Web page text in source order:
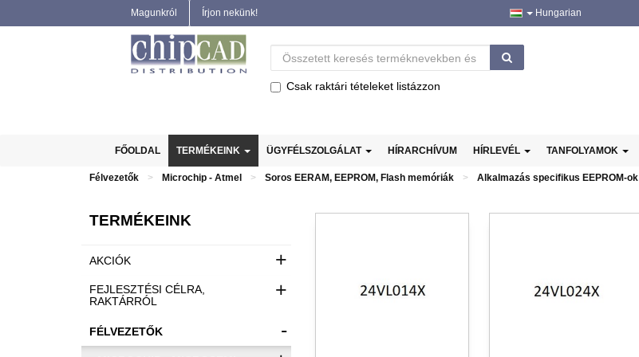
Magunkról Írjon nekünk! Hungarian
Csak raktári tételeket listázzon
FŐOLDAL TERMÉKEINK ÜGYFÉLSZOLGÁLAT HÍRARCHÍVUM HÍRLEVÉL TANFOLYAMOK
Félvezetők Microchip - Atmel Soros EERAM, EEPROM, Flash memóriák Alkalmazás specifikus EEPROM-ok
TERMÉKEINK
AKCIÓK +
FEJLESZTÉSI CÉLRA,
RAKTÁRRÓL
+
FÉLVEZETŐK -